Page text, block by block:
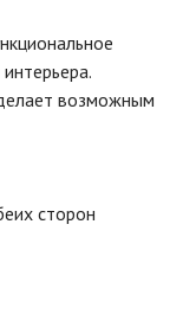
возможным
сторон